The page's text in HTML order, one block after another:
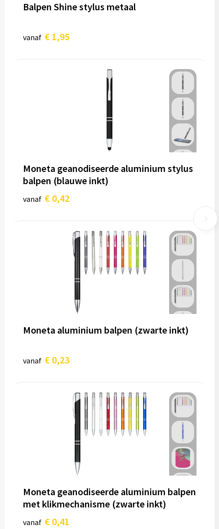
Balpen Shine stylus metaal
vanaf € 1,95
Moneta geanodiseerde aluminium stylus
balpen (blauwe inkt)
vanaf € 0,42
Moneta aluminium balpen (zwarte inkt)
vanaf € 0,23
Moneta geanodiseerde aluminium balpen
met klikmechanisme (zwarte inkt)
vanaf € 0,41